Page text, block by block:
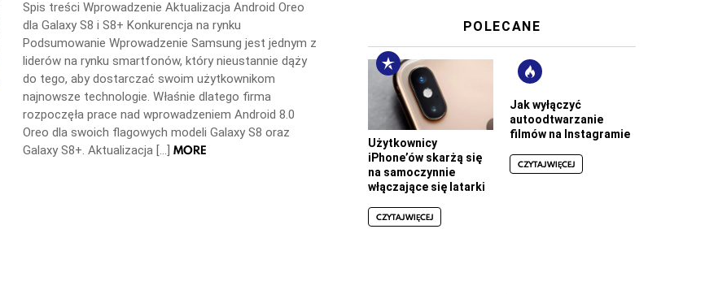
Spis treści Wprowadzenie Aktualizacja Android Oreo
dla Galaxy S8 i S8+ Konkurencja na rynku
Podsumowanie Wprowadzenie Samsung jest jednym z
liderów na rynku smartfonów, który nieustannie dąży
do tego, aby dostarczać swoim użytkownikom
najnowsze technologie. Właśnie dlatego firma
rozpoczęła prace nad wprowadzeniem Android 8.0
Oreo dla swoich flagowych modeli Galaxy S8 oraz
Galaxy S8+. Aktualizacja […] MORE
POLECANE
Użytkownicy
iPhone’ów skarżą się
na samoczynnie
włączające się latarki
CZYTAJ WIĘCEJ
Jak wyłączyć
autoodtwarzanie
filmów na Instagramie
CZYTAJ WIĘCEJ